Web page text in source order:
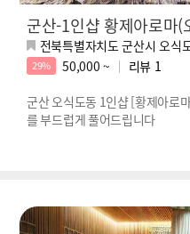
군산-1인샵 황제아로마(
전북특별자치도 군산시 오식
29% 50,000 ~ 리뷰 1
군산 오식도동 1인샵 [황제아로
를 부드럽게 풀어드립니다